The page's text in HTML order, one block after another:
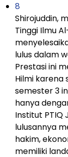
8
Shirojuddin,
Tinggi Ilmu
lulus dalam
Prestasi ini
Hilmi karena
semester 3
hanya
Institut PTIQ
lulusannya
hakim,
memiliki